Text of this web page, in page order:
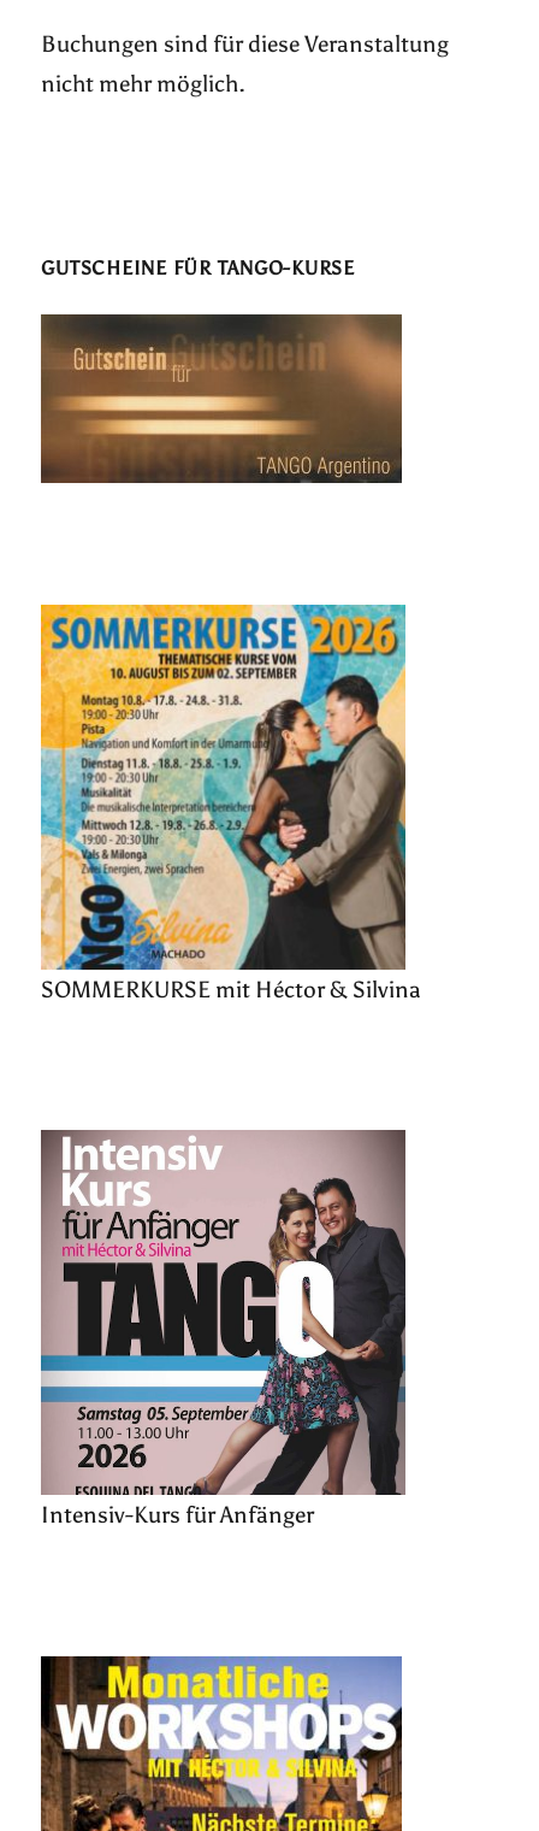
Buchungen sind für diese Veranstaltung
nicht mehr möglich.
GUTSCHEINE FÜR TANGO-KURSE
SOMMERKURSE mit Héctor & Silvina
Intensiv-Kurs für Anfänger